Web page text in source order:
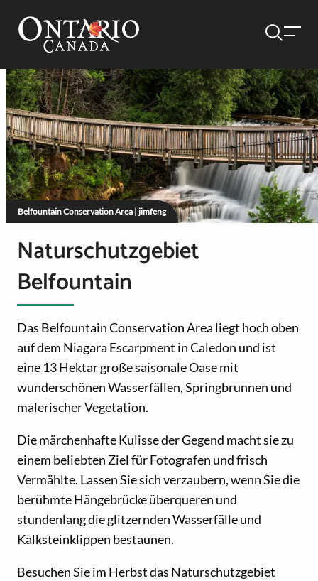
Naturschutzgebiet
Belfountain
Das Belfountain Conservation Area liegt hoch oben
auf dem Niagara Escarpment in Caledon und ist
eine 13 Hektar große saisonale Oase mit
wunderschönen Wasserfällen, Springbrunnen und
malerischer Vegetation.
Die märchenhafte Kulisse der Gegend macht sie zu
einem beliebten Ziel für Fotografen und frisch
Vermählte. Lassen Sie sich verzaubern, wenn Sie die
berühmte Hängebrücke überqueren und
stundenlang die glitzernden Wasserfälle und
Kalksteinklippen bestaunen.
Besuchen Sie im Herbst das Naturschutzgebiet
Belfountain Conservation Area | jimfeng